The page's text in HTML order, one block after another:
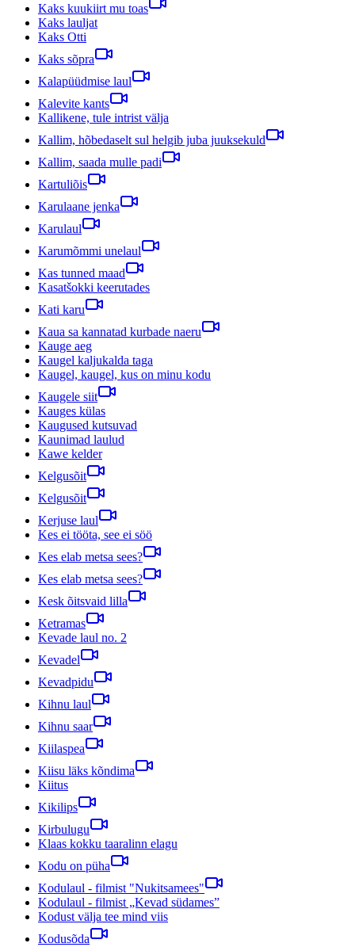
Kaks kuukiirt mu toas
Kaks lauljat
Kaks Otti
Kaks sõpra
Kalapüüdmise laul
Kalevite kants
Kallikene, tule intrist välja
Kallim, hõbedaselt sul helgib juba juuksekuld
Kallim, saada mulle padi
Kartuliõis
Karulaane jenka
Karulaul
Karumõmmi unelaul
Kas tunned maad
Kasatšokki keerutades
Kati karu
Kaua sa kannatad kurbade naeru
Kauge aeg
Kaugel kaljukalda taga
Kaugel, kaugel, kus on minu kodu
Kaugele siit
Kauges külas
Kaugused kutsuvad
Kaunimad laulud
Kawe kelder
Kelgusõit
Kelgusõit
Kerjuse laul
Kes ei tööta, see ei söö
Kes elab metsa sees?
Kes elab metsa sees?
Kesk õitsvaid lilla
Ketramas
Kevade laul no. 2
Kevadel
Kevadpidu
Kihnu laul
Kihnu saar
Kiilaspea
Kiisu läks kõndima
Kiitus
Kikilips
Kirbulugu
Klaas kokku taaralinn elagu
Kodu on püha
Kodulaul - filmist "Nukitsamees"
Kodulaul - filmist „Kevad südames”
Kodust välja tee mind viis
Kodusõda